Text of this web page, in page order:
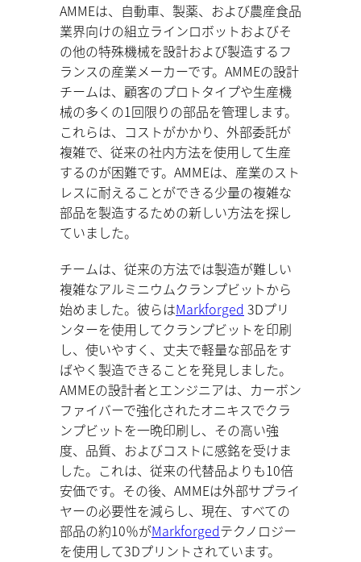
AMMEは、自動車、製薬、および農産食品
業界向けの組立ラインロボットおよびそ
の他の特殊機械を設計および製造するフ
ランスの産業メーカーです。AMMEの設計
チームは、顧客のプロトタイプや生産機
械の多くの1回限りの部品を管理します。
これらは、コストがかかり、外部委託が
複雑で、従来の社内方法を使用して生産
するのが困難です。AMMEは、産業のスト
レスに耐えることができる少量の複雑な
部品を製造するための新しい方法を探し
ていました。
チームは、従来の方法では製造が難しい
複雑なアルミニウムクランプビットから
始めました。彼らはMarkforged 3Dプリ
ンターを使用してクランプビットを印刷
し、使いやすく、丈夫で軽量な部品をす
ばやく製造できることを発見しました。
AMMEの設計者とエンジニアは、カーボン
ファイバーで強化されたオニキスでクラ
ンプビットを一晩印刷し、その高い強
度、品質、およびコストに感銘を受けま
した。これは、従来の代替品よりも10倍
安価です。その後、AMMEは外部サプライ
ヤーの必要性を減らし、現在、すべての
部品の約10％がMarkforgedテクノロジー
を使用して3Dプリントされています。